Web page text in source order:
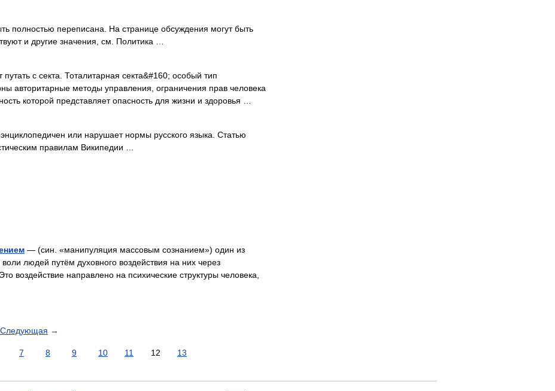
полностью переписана. На странице обсуждения могут быть
и другие значения, см. Политика …
с секта. Тоталитарная секта&#160; особый тип
авторитарные методы управления, ограничения прав человека
которой представляет опасность для жизни и здоровья …
или нарушает нормы русского языка. Статью
правилам Википедии …
— (син. «манипуляция массовым сознанием») один из
людей путём духовного воздействия на них через
воздействие направлено на психические структуры человека,
Следующая →
7 8 9 10 11 12 13